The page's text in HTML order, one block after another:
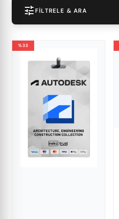
tuneFILTRELE & ARA
%33